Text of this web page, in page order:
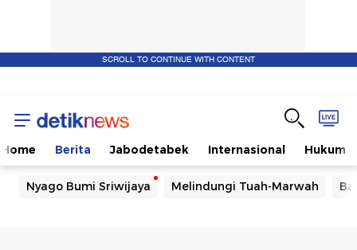
SCROLL TO CONTINUE WITH CONTENT
Home Berita Jabodetabek Internasional Hukum
Nyago Bumi Sriwijaya Melindungi Tuah-Marwah